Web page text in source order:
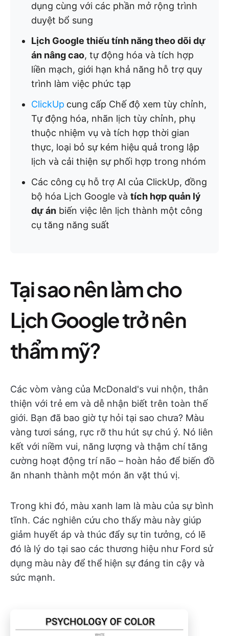
dụng cùng với các phần mở rộng trình
duyệt bổ sung
Lịch Google thiếu tính năng theo dõi dự
án nâng cao, tự động hóa và tích hợp
liền mạch, giới hạn khả năng hỗ trợ quy
trình làm việc phức tạp
ClickUp cung cấp Chế độ xem tùy chỉnh,
Tự động hóa, nhãn lịch tùy chỉnh, phụ
thuộc nhiệm vụ và tích hợp thời gian
thực, loại bỏ sự kém hiệu quả trong lập
lịch và cải thiện sự phối hợp trong nhóm
Các công cụ hỗ trợ AI của ClickUp, đồng
bộ hóa Lịch Google và tích hợp quản lý
dự án biến việc lên lịch thành một công
cụ tăng năng suất
Tại sao nên làm cho
Lịch Google trở nên
thẩm mỹ?
Các vòm vàng của McDonald's vui nhộn, thân
thiện với trẻ em và dễ nhận biết trên toàn thế
giới. Bạn đã bao giờ tự hỏi tại sao chưa? Màu
vàng tươi sáng, rực rỡ thu hút sự chú ý. Nó liên
kết với niềm vui, năng lượng và thậm chí tăng
cường hoạt động trí não – hoàn hảo để biến đồ
ăn nhanh thành một món ăn vặt thú vị.
Trong khi đó, màu xanh lam là màu của sự bình
tĩnh. Các nghiên cứu cho thấy màu này giúp
giảm huyết áp và thúc đẩy sự tin tưởng, có lẽ
đó là lý do tại sao các thương hiệu như Ford sử
dụng màu này để thể hiện sự đáng tin cậy và
sức mạnh.